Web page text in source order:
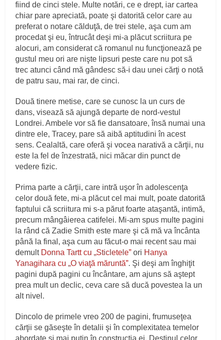
fiind de cinci stele. Multe notări, ce e drept, iar cartea
chiar pare apreciată, poate şi datorită celor care au
preferat o notare călduţă, de trei stele, aşa cum am
procedat şi eu, întrucât deşi mi-a plăcut scriitura pe
alocuri, am considerat că romanul nu funcţionează pe
gustul meu ori are nişte lipsuri peste care nu pot să
trec atunci când mă gândesc să-i dau unei cărţi o notă
de patru sau, mai rar, de cinci.
Două tinere metise, care se cunosc la un curs de
dans, visează să ajungă departe de nord-vestul
Londrei. Ambele vor să fie dansatoare, însă numai una
dintre ele, Tracey, pare să aibă aptitudini în acest
sens. Cealaltă, care oferă şi vocea narativă a cărţii, nu
este la fel de înzestrată, nici măcar din punct de
vedere fizic.
Prima parte a cărţii, care intră uşor în adolescenţa
celor două fete, mi-a plăcut cel mai mult, poate datorită
faptului că scriitura mi s-a părut foarte ataşantă, intimă,
precum mângâierea catifelei. Mi-am spus multe pagini
la rând că Zadie Smith este mare şi că mă va încânta
până la final, aşa cum au făcut-o mai recent sau mai
demult Donna Tartt cu „Sticletele” ori Hanya
Yanagihara cu „O viaţă măruntă”. Şi deşi am înghiţit
pagini după pagini cu încântare, am ajuns să aştept
prea mult un declic, ceva care să ducă povestea la un
alt nivel.
Dincolo de primele vreo 200 de pagini, frumuseţea
cărţii se găseşte în detalii şi în complexitatea temelor